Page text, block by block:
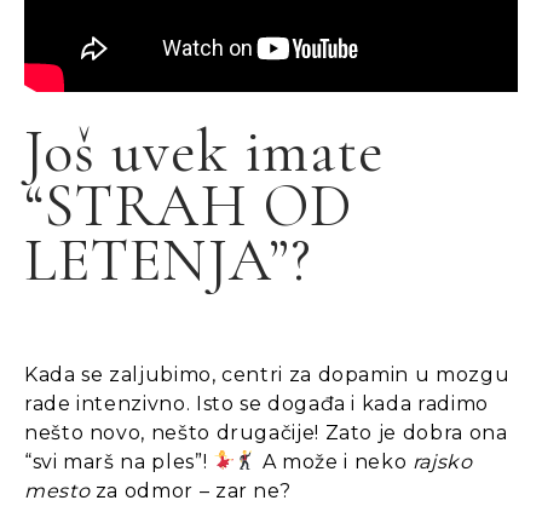
Još uvek imate
“STRAH OD
LETENJA”?
Kada se zaljubimo, centri za dopamin u mozgu
rade intenzivno. Isto se događa i kada radimo
nešto novo, nešto drugačije! Zato je dobra ona
“svi marš na ples”!
A može i neko rajsko
mestoza odmor – zar ne?